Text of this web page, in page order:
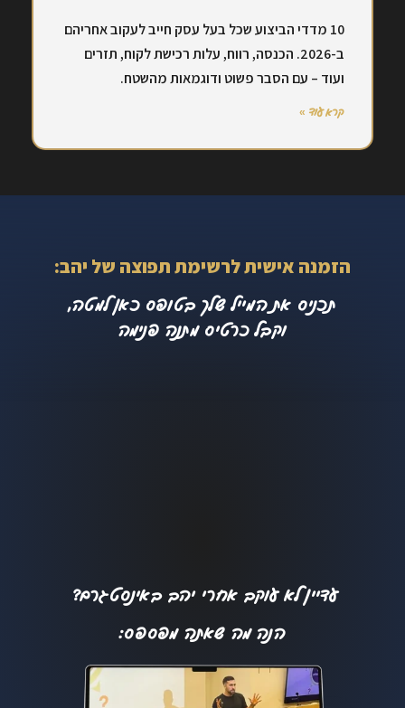
10 מדדי הביצוע שכל בעל עסק חייב לעקוב אחריהם
ב-2026. הכנסה, רווח, עלות רכישת לקוח, תזרים
ועוד – עם הסבר פשוט ודוגמאות מהשטח.
קרא עוד »
הזמנה אישית לרשימת תפוצה של יהב:
תכניס את המייל שלך בטופס כאן למטה,
וקבל כרטיס מתנה פנימה
עדיין לא עוקב אחרי יהב באינסטגרם?
הנה מה שאתה מפספס: